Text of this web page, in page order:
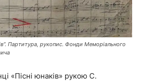
Партитура, рукопис. Фонди Меморіального
«Пісні юнаків» рукою С.